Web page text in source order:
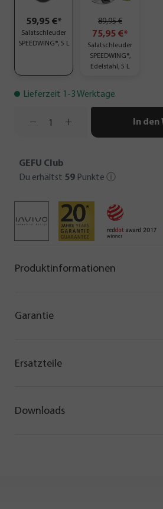
59,95 €*
Salatschleuder
SPEEDWING®, 5 L
89,95 €
75,95 €*
Salatschleuder
SPEEDWING®,
Edelstahl, 5 L
Lieferzeit 1-3 Werktage
In
GEFU Club
Du erhältst 59 Punkte ⓘ
Produktinformationen
Garantie
Ersatzteile
Downloads